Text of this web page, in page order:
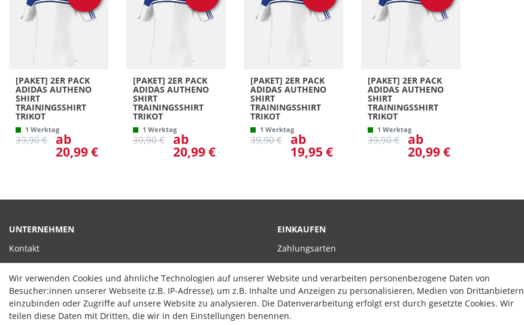
[PAKET] 2ER PACK
ADIDAS AUTHENO
SHIRT
TRAININGSSHIRT
TRIKOT
1 Werktag
39,90 € ab
20,99 €
[PAKET] 2ER PACK
ADIDAS AUTHENO
SHIRT
TRAININGSSHIRT
TRIKOT
1 Werktag
39,90 € ab
20,99 €
[PAKET] 2ER PACK
ADIDAS AUTHENO
SHIRT
TRAININGSSHIRT
TRIKOT
1 Werktag
39,90 € ab
19,95 €
[PAKET] 2ER PACK
ADIDAS AUTHENO
SHIRT
TRAININGSSHIRT
TRIKOT
1 Werktag
39,90 € ab
20,99 €
UNTERNEHMEN
Kontakt
AGB
Impressum
EINKAUFEN
Zahlungsarten
Widerrufsrecht
Wir verwenden Cookies und ähnliche Technologien auf unserer Website und verarbeiten personenbezogene Daten von
Besucher:innen unserer Webseite (z.B. IP-Adresse), um z.B. Inhalte und Anzeigen zu personalisieren, Medien von Drittanbietern
einzubinden oder Zugriffe auf unsere Website zu analysieren. Die Datenverarbeitung erfolgt erst durch gesetzte Cookies. Wir
teilen diese Daten mit Dritten, die wir in den Einstellungen benennen.